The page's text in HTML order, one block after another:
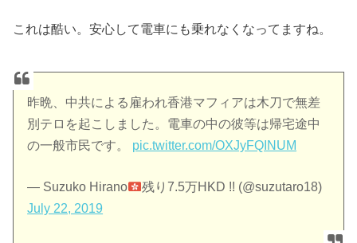
これは酷い。安心して電車にも乗れなくなってますね。
昨晩、中共による雇われ香港マフィアは木刀で無差
別テロを起こしました。電車の中の彼等は帰宅途中
の一般市民です。 pic.twitter.com/OXJyFQINUM
— Suzuko Hirano
残り7.5万HKD !! (@suzutaro18)
July 22, 2019